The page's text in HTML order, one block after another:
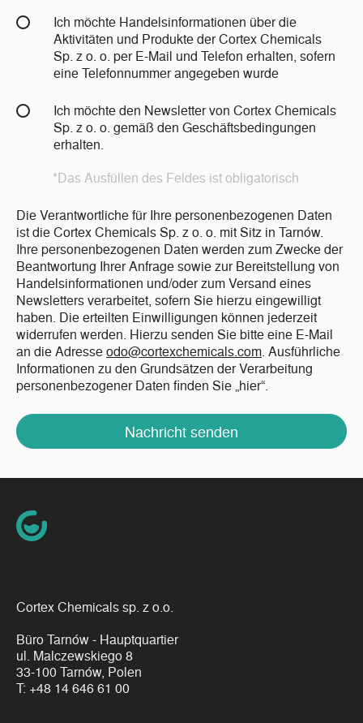
Ich möchte Handelsinformationen über die
Aktivitäten und Produkte der Cortex Chemicals
Sp. z o. o. per E-Mail und Telefon erhalten, sofern
eine Telefonnummer angegeben wurde
Ich möchte den Newsletter von Cortex Chemicals
Sp. z o. o. gemäß den Geschäftsbedingungen
erhalten.
*Das Ausfüllen des Feldes ist obligatorisch
Die Verantwortliche für Ihre personenbezogenen Daten
ist die Cortex Chemicals Sp. z o. o. mit Sitz in Tarnów.
Ihre personenbezogenen Daten werden zum Zwecke der
Beantwortung Ihrer Anfrage sowie zur Bereitstellung von
Handelsinformationen und/oder zum Versand eines
Newsletters verarbeitet, sofern Sie hierzu eingewilligt
haben. Die erteilten Einwilligungen können jederzeit
widerrufen werden. Hierzu senden Sie bitte eine E-Mail
an die Adresseodo@cortexchemicals.com. Ausführliche
Informationen zu den Grundsätzen der Verarbeitung
personenbezogener Daten finden Sie „hier“.
Nachricht senden
Cortex Chemicals sp. z o.o.
Büro Tarnów - Hauptquartier
ul. Malczewskiego 8
33-100 Tarnów, Polen
T: +48 14 646 61 00